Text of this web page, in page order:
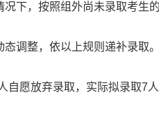
下，按照组外尚未录取考生
调整，依以上规则递补录取。
自愿放弃录取，实际拟录取7